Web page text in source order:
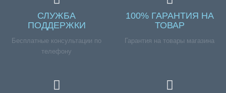
СЛУЖБА
ПОДДЕРЖКИ
Бесплатные консультации по
телефону
100% ГАРАНТИЯ НА
ТОВАР
Гарантия на товары магазина